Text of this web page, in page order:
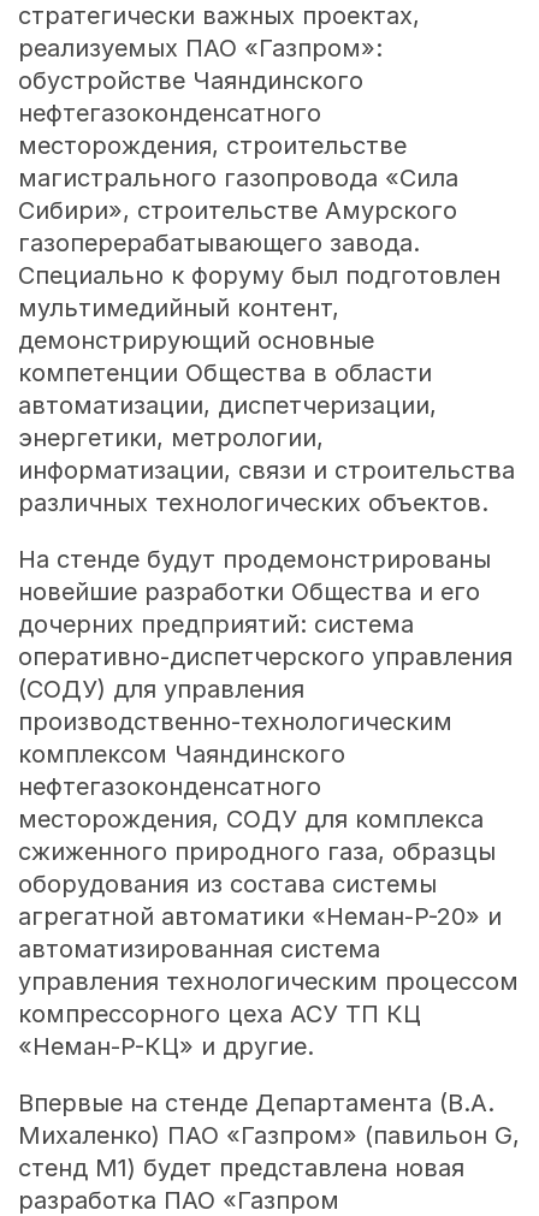
стратегически важных проектах,
реализуемых ПАО «Газпром»:
обустройстве Чаяндинского
нефтегазоконденсатного
месторождения, строительстве
магистрального газопровода «Сила
Сибири», строительстве Амурского
газоперерабатывающего завода.
Специально к форуму был подготовлен
мультимедийный контент,
демонстрирующий основные
компетенции Общества в области
автоматизации, диспетчеризации,
энергетики, метрологии,
информатизации, связи и строительства
различных технологических объектов.
На стенде будут продемонстрированы
новейшие разработки Общества и его
дочерних предприятий: система
оперативно-диспетчерского управления
(СОДУ) для управления
производственно-технологическим
комплексом Чаяндинского
нефтегазоконденсатного
месторождения, СОДУ для комплекса
сжиженного природного газа, образцы
оборудования из состава системы
агрегатной автоматики «Неман-Р-20» и
автоматизированная система
управления технологическим процессом
компрессорного цеха АСУ ТП КЦ
«Неман-Р-КЦ» и другие.
Впервые на стенде Департамента (В.А.
Михаленко) ПАО «Газпром» (павильон G,
стенд M1) будет представлена новая
разработка ПАО «Газпром